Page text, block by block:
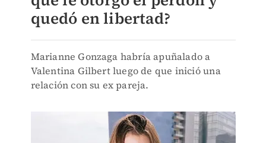
quedó en libertad?
Marianne Gonzaga habría apuñalado a
Valentina Gilbert luego de que inició una
relación con su ex pareja.